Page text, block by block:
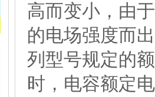
高而变小，由
的电场强度而
列型号规定的
时，电容额定